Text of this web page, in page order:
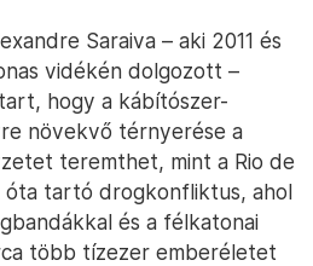
Saraiva – aki 2011 és
vidékén dolgozott –
hogy a kábítószer-
növekvő térnyerése a
teremthet, mint a Rio de
tartó drogkonfliktus, ahol
és a félkatonai
több tízezer emberéletet